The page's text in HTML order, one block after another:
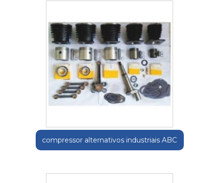
compressor alternativos industriais ABC